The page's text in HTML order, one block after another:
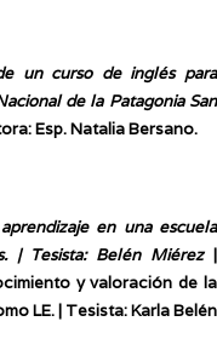
un curso de inglés para
de la Patagonia San
Esp. Natalia Bersano.
en una escuela
| Tesista: Belén Miérez|
y valoración de la
LE. | Tesista: Karla Belén